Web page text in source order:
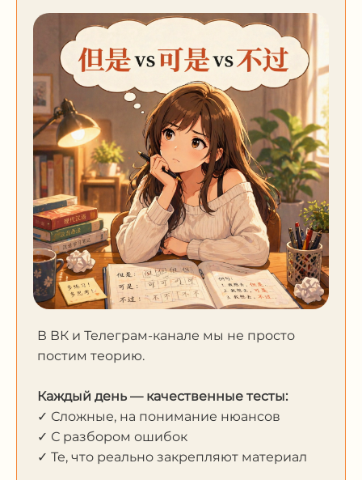
В ВК и Телеграм-канале мы не просто
постим теорию.
Каждый день — качественные тесты:
✓ Сложные, на понимание нюансов
✓ С разбором ошибок
✓ Те, что реально закрепляют материал